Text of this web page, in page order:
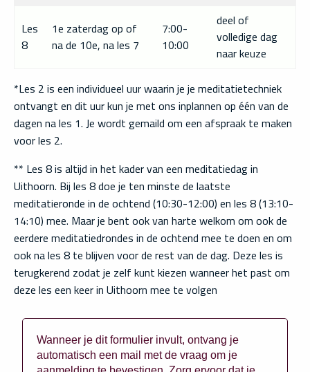
Les
8
1e zaterdag op of
na de 10e, na les 7
7:00-
10:00
deel of
volledige dag
naar keuze
*Les 2 is een individueel uur waarin je je meditatietechniek
ontvangt en dit uur kun je met ons inplannen op één van de
dagen na les 1. Je wordt gemaild om een afspraak te maken
voor les 2.
** Les 8 is altijd in het kader van een meditatiedag in
Uithoorn. Bij les 8 doe je ten minste de laatste
meditatieronde in de ochtend (10:30-12:00) en les 8 (13:10-
14:10) mee. Maar je bent ook van harte welkom om ook de
eerdere meditatiedrondes in de ochtend mee te doen en om
ook na les 8 te blijven voor de rest van de dag. Deze les is
terugkerend zodat je zelf kunt kiezen wanneer het past om
deze les een keer in Uithoorn mee te volgen
Wanneer je dit formulier invult, ontvang je
automatisch een mail met de vraag om je